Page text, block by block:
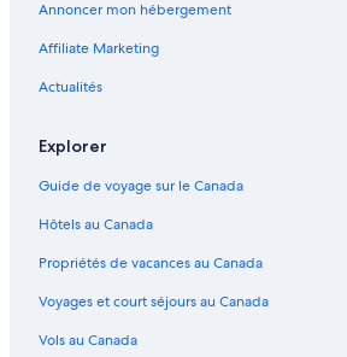
Hôtels historiques – Centre-ville
Hôtels pour les familles – Centre-ville
Ottawa – Condos
Ottawa – Hôtels-résidences
Ottawa – Chalets
Ottawa – Appartements
Ottawa – Hôtels 4 étoiles
Ottawa – Hôtels 5 étoiles
Centretown – Hôtels 3 étoiles
Merrickville-Wolford
North Dundas
The Nation
Annoncer mon hébergement
Affiliate Marketing
Actualités
Explorer
Guide de voyage sur le Canada
Hôtels au Canada
Propriétés de vacances au Canada
Voyages et court séjours au Canada
Vols au Canada